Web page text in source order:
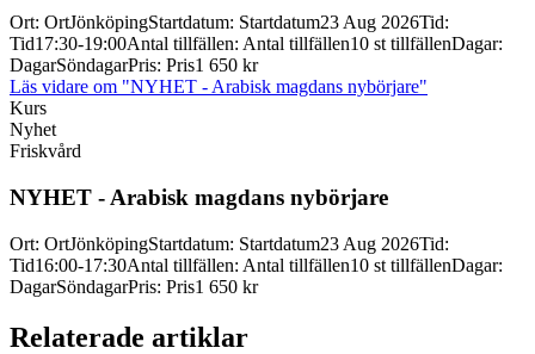
Ort: OrtJönköpingStartdatum: Startdatum23 Aug 2026Tid:
Tid17:30-19:00Antal tillfällen: Antal tillfällen10 st tillfällenDagar:
DagarSöndagarPris: Pris1 650 kr
Läs vidare om "NYHET - Arabisk magdans nybörjare"
Kurs
Nyhet
Friskvård
NYHET - Arabisk magdans nybörjare
Ort: OrtJönköpingStartdatum: Startdatum23 Aug 2026Tid:
Tid16:00-17:30Antal tillfällen: Antal tillfällen10 st tillfällenDagar:
DagarSöndagarPris: Pris1 650 kr
Relaterade artiklar